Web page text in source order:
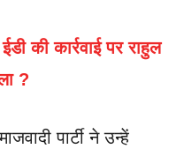
ईडी की कार्रवाई पर राहुल
?
पार्टी ने उन्हें